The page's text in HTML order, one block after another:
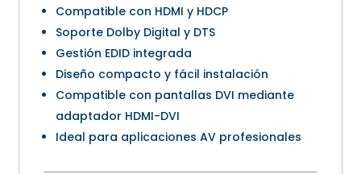
Compatible con HDMI y HDCP
Soporte Dolby Digital y DTS
Gestión EDID integrada
Diseño compacto y fácil instalación
Compatible con pantallas DVI mediante
adaptador HDMI-DVI
Ideal para aplicaciones AV profesionales